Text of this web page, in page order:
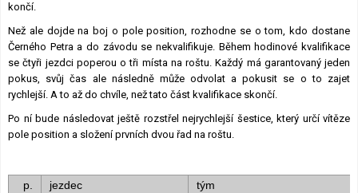
končí.
Než ale dojde na boj o pole position, rozhodne se o tom, kdo dostane
Černého Petra a do závodu se nekvalifikuje. Během hodinové kvalifikace
se čtyři jezdci poperou o tři místa na roštu. Každý má garantovaný jeden
pokus, svůj čas ale následně může odvolat a pokusit se o to zajet
rychlejší. A to až do chvíle, než tato část kvalifikace skončí.
Po ní bude následovat ještě rozstřel nejrychlejší šestice, který určí vítěze
pole position a složení prvních dvou řad na roštu.
p. jezdec
tým